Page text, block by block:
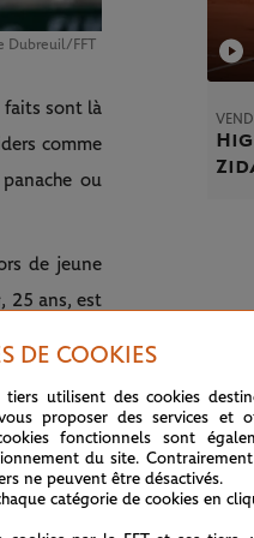
Dubreuil/FFT
faits sont là
comme
ou
de jeune
25 ans, est
à une
Philippe-
Garros en
DE COOKIES
tiers utilisent des cookies
proposer des services et
fonctionnels sont
du site.
ne peuvent être désactivés.
catégorie de cookies en